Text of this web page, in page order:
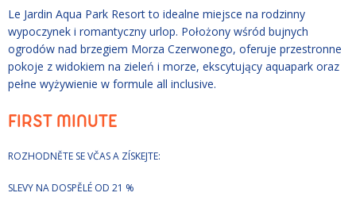
Le Jardin Aqua Park Resort to idealne miejsce na rodzinny
wypoczynek i romantyczny urlop. Położony wśród bujnych
ogrodów nad brzegiem Morza Czerwonego, oferuje przestronne
pokoje z widokiem na zieleń i morze, ekscytujący aquapark oraz
pełne wyżywienie w formule all inclusive.
FIRST MINUTE
ROZHODNĚTE SE VČAS A ZÍSKEJTE:
SLEVY NA DOSPĚLÉ OD 21 %